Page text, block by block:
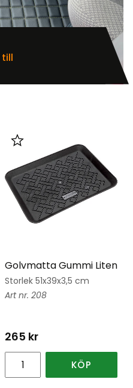
Golvmatta Gummi Liten
Storlek 51x39x3,5 cm
208
265 kr
Lägg till i favoriter
KÖP